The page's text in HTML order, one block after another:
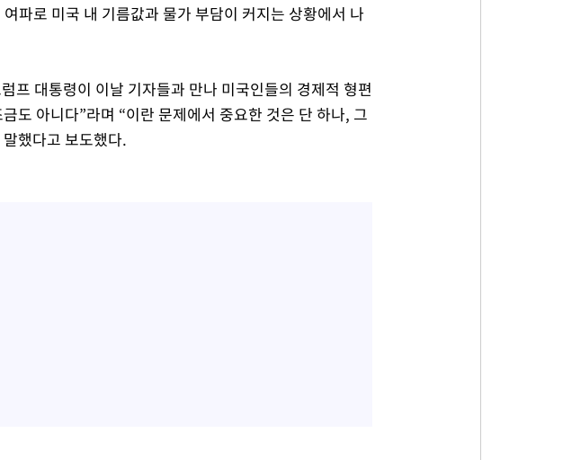
파로 미국 내 기름값과 물가 부담이 커지는 상황에서 나
프 대통령이 이날 기자들과 만나 미국인들의 경제적 형편
도 아니다”라며 “이란 문제에서 중요한 것은 단 하나, 그
했다고 보도했다.